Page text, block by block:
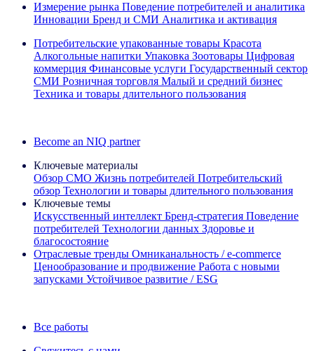
Измерение рынка Поведение потребителей и аналитика
Инновации Бренд и СМИ Аналитика и активация
Потребительские упакованные товары Красота
Алкогольные напитки Упаковка Зоотовары Цифровая
коммерция Финансовые услуги Государственный сектор
СМИ Розничная торговля Малый и средний бизнес
Техника и товары длительного пользования
Become an NIQ partner
Ключевые материалы
Обзор CMO Жизнь потребителей Потребительский
обзор Технологии и товары длительного пользования
Ключевые темы
Искусственный интеллект Бренд‑стратегия Поведение
потребителей Технологии данных Здоровье и
благосостояние
Отраслевые тренды Омниканальность / e‑commerce
Ценообразование и продвижение Работа с новыми
запусками Устойчивое развитие / ESG
Все работы